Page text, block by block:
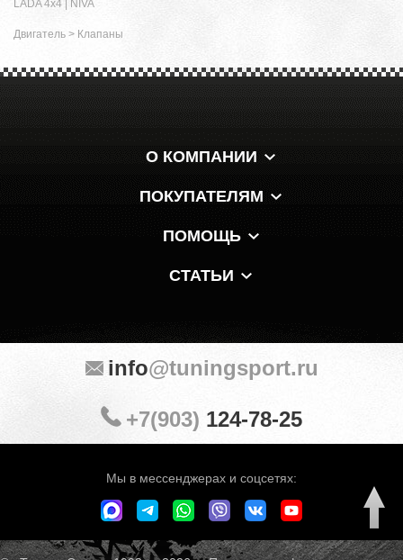
LADA 4x4 | NIVA
Двигатель > Клапаны
О КОМПАНИИ
ПОКУПАТЕЛЯМ
ПОМОЩЬ
СТАТЬИ
Мы в мессенджерах и соцсетях:
info@tuningsport.ru
+7(903) 124-78-25